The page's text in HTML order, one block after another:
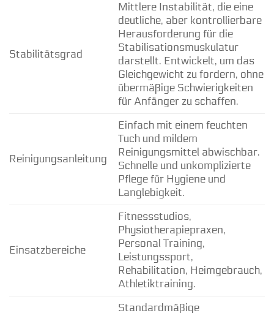
Stabilitätsgrad
Mittlere Instabilität, die eine
deutliche, aber kontrollierbare
Herausforderung für die
Stabilisationsmuskulatur
darstellt. Entwickelt, um das
Gleichgewicht zu fordern, ohne
übermäßige Schwierigkeiten
für Anfänger zu schaffen.
Reinigungsanleitung
Einfach mit einem feuchten
Tuch und mildem
Reinigungsmittel abwischbar.
Schnelle und unkomplizierte
Pflege für Hygiene und
Langlebigkeit.
Einsatzbereiche
Fitnessstudios,
Physiotherapiepraxen,
Personal Training,
Leistungssport,
Rehabilitation, Heimgebrauch,
Athletiktraining.
Standardmäßige